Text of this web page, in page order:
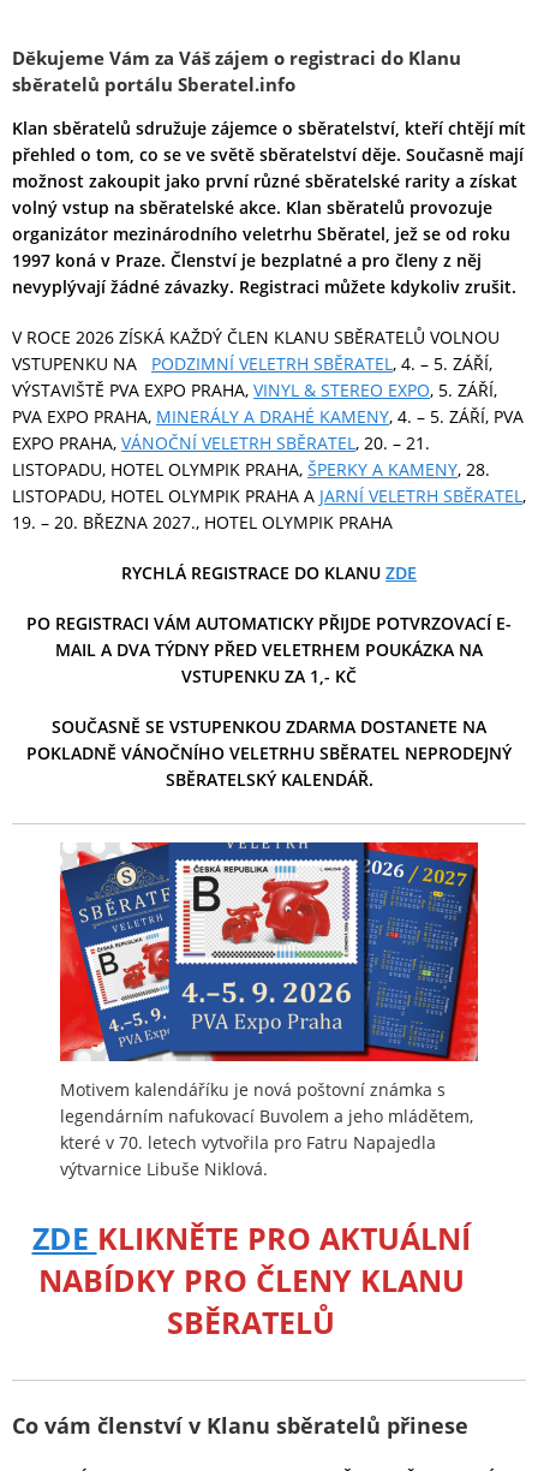
Děkujeme Vám za Váš zájem o registraci do Klanu
sběratelů portálu Sberatel.info
Klan sběratelů sdružuje zájemce o sběratelství, kteří chtějí mít
přehled o tom, co se ve světě sběratelství děje. Současně mají
možnost zakoupit jako první různé sběratelské rarity a získat
volný vstup na sběratelské akce. Klan sběratelů provozuje
organizátor mezinárodního veletrhu Sběratel, jež se od roku
1997 koná v Praze. Členství je bezplatné a pro členy z něj
nevyplývají žádné závazky. Registraci můžete kdykoliv zrušit.
V ROCE 2026 ZÍSKÁ KAŽDÝ ČLEN KLANU SBĚRATELŮ VOLNOU
VSTUPENKU NA PODZIMNÍ VELETRH SBĚRATEL, 4. – 5. ZÁŘÍ,
VÝSTAVIŠTĚ PVA EXPO PRAHA, VINYL & STEREO EXPO, 5. ZÁŘÍ,
PVA EXPO PRAHA, MINERÁLY A DRAHÉ KAMENY, 4. – 5. ZÁŘÍ, PVA
EXPO PRAHA, VÁNOČNÍ VELETRH SBĚRATEL, 20. – 21.
LISTOPADU, HOTEL OLYMPIK PRAHA, ŠPERKY A KAMENY, 28.
LISTOPADU, HOTEL OLYMPIK PRAHA A JARNÍ VELETRH SBĚRATEL,
19. – 20. BŘEZNA 2027., HOTEL OLYMPIK PRAHA
RYCHLÁ REGISTRACE DO KLANU ZDE
PO REGISTRACI VÁM AUTOMATICKY PŘIJDE POTVRZOVACÍ E-
MAIL A DVA TÝDNY PŘED VELETRHEM POUKÁZKA NA
VSTUPENKU ZA 1,- KČ
SOUČASNĚ SE VSTUPENKOU ZDARMA DOSTANETE NA
POKLADNĚ VÁNOČNÍHO VELETRHU SBĚRATEL NEPRODEJNÝ
SBĚRATELSKÝ KALENDÁŘ.
Motivem kalendáříku je nová poštovní známka s
legendárním nafukovací Buvolem a jeho mládětem,
které v 70. letech vytvořila pro Fatru Napajedla
výtvarnice Libuše Niklová.
ZDE KLIKNĚTE PRO AKTUÁLNÍ
NABÍDKY PRO ČLENY KLANU
SBĚRATELŮ
Co vám členství v Klanu sběratelů přinese